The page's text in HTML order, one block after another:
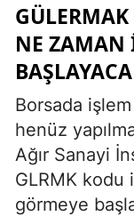
NE ZAMAN
Borsada
henüz
Ağır Sanayi
GLRMK kodu
görmeye